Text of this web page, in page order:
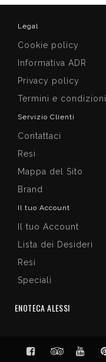
Legal
Cookie policy
Informativa ADR
Privacy policy
Termini e condizioni
Servizio Clienti
Contattaci
Resi
Mappa del Sito
Brand
Il tuo Account
Il tuo Account
Lista dei Desideri
Resi
Speciali
ENOTECA ALESSI